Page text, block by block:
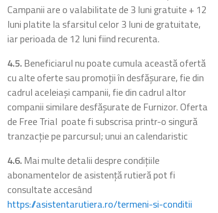
Campanii are o valabilitate de 3 luni gratuite + 12
luni platite la sfarsitul celor 3 luni de gratuitate,
iar perioada de 12 luni fiind recurenta.
4.5.Beneficiarul nu poate cumula această ofertă
cu alte oferte sau promoții în desfășurare, fie din
cadrul aceleiași campanii, fie din cadrul altor
companii similare desfășurate de Furnizor. Oferta
de Free Trial poate fi subscrisa printr-o singură
tranzacție pe parcursul; unui an calendaristic
4.6.Mai multe detalii despre condițiile
abonamentelor de asistență rutieră pot fi
consultate accesând
https://asistentarutiera.ro/termeni-si-conditii